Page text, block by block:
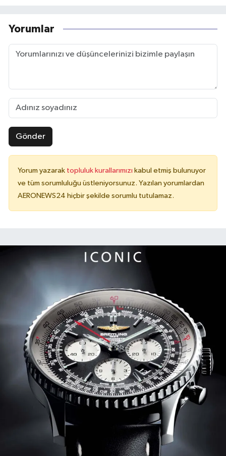
Yorumlar
Gönder
Yorum yazarak topluluk kurallarımızı kabul etmiş bulunuyor
ve tüm sorumluluğu üstleniyorsunuz. Yazılan yorumlardan
AERONEWS24 hiçbir şekilde sorumlu tutulamaz.